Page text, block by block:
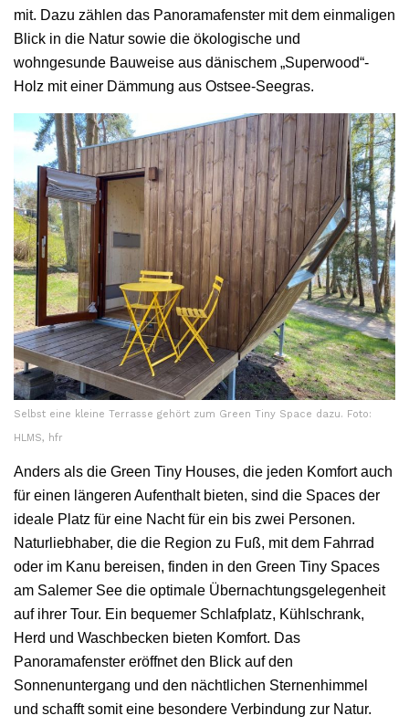
mit. Dazu zählen das Panoramafenster mit dem einmaligen
Blick in die Natur sowie die ökologische und
wohngesunde Bauweise aus dänischem „Superwood“-
Holz mit einer Dämmung aus Ostsee-Seegras.
Selbst eine kleine Terrasse gehört zum Green Tiny Space dazu. Foto:
HLMS, hfr
Anders als die Green Tiny Houses, die jeden Komfort auch
für einen längeren Aufenthalt bieten, sind die Spaces der
ideale Platz für eine Nacht für ein bis zwei Personen.
Naturliebhaber, die die Region zu Fuß, mit dem Fahrrad
oder im Kanu bereisen, finden in den Green Tiny Spaces
am Salemer See die optimale Übernachtungsgelegenheit
auf ihrer Tour. Ein bequemer Schlafplatz, Kühlschrank,
Herd und Waschbecken bieten Komfort. Das
Panoramafenster eröffnet den Blick auf den
Sonnenuntergang und den nächtlichen Sternenhimmel
und schafft somit eine besondere Verbindung zur Natur.